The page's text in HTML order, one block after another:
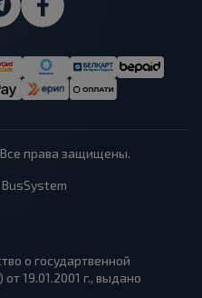
Все права защищены.
о государтвенной
19.01.2001 г., выдано